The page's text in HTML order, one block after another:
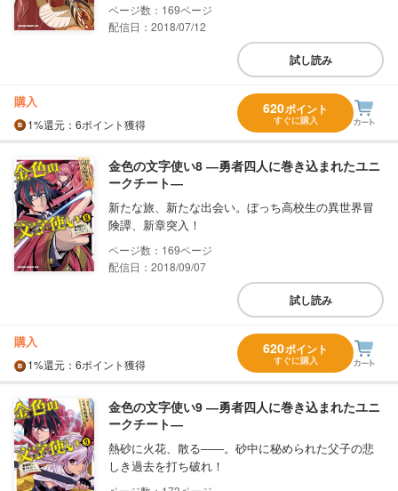
169
配信日：2018/07/12
試し読み
購入
1%還元 ：6ポイント獲得
620ポイント
すぐに購入
金色の文字使い8 ―勇者四人に巻き込まれたユニ
ークチート―
新たな旅、新たな出会い。ぼっち高校生の異世界冒
険譚、新章突入！
169
配信日：2018/09/07
試し読み
購入
1%還元 ：6ポイント獲得
620ポイント
すぐに購入
金色の文字使い9 ―勇者四人に巻き込まれたユニ
ークチート―
熱砂に火花、散る――。砂中に秘められた父子の悲
しき過去を打ち破れ！